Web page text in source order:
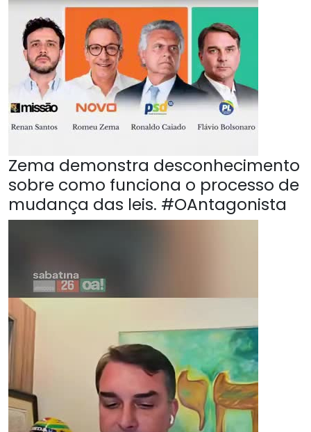
Zema demonstra desconhecimento
sobre como funciona o processo de
mudança das leis. #OAntagonista